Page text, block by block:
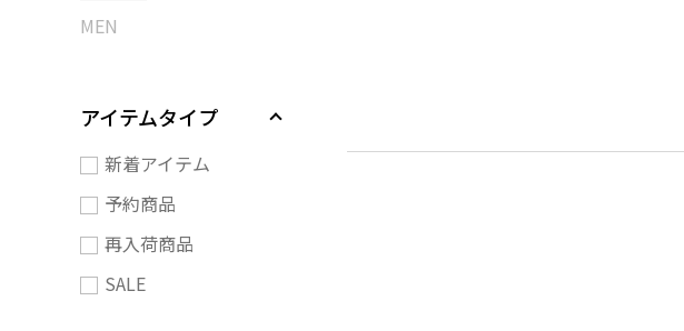
MEN
アイテムタイプ
新着アイテム
予約商品
再入荷商品
SALE